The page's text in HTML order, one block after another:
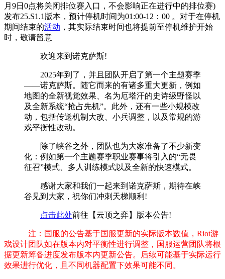
月9日0点将关闭排位赛入口，不会影响正在进行中的排位赛)
发布25.S1.1版本，预计停机时间为01:00-12：00 。对于在停机
期间结束的活动 ，其实际结束时间也将提前至停机维护开始
时，敬请留意
欢迎来到诺克萨斯!
2025年到了，并且团队开启了第一个主题赛季
——诺克萨斯。随它而来的有诸多重大更新，例如
地图的全新视觉效果、名为厄塔汗的史诗级野怪以
及全新系统“抢占先机”。此外，还有一些小规模改
动，包括传送机制大改、小兵调整，以及常规的游
戏平衡性改动。
除了峡谷之外，团队也为大家准备了不少新变
化：例如第一个主题赛季职业赛事将引入的“无畏
征召”模式、多人训练模式以及全新的快速模式。
感谢大家和我们一起来到诺克萨斯，期待在峡
谷见到大家，祝你们冲刺天梯顺利!
点击此处前往【云顶之弈】版本公告!
注：国服的公告基于国服更新的实际版本数值，Riot游
戏设计团队如在版本内对平衡性进行调整，国服运营团队将根
据更新筹备进度发布版本内更新公告。后续可能基于实际运行
效果进行优化，且不同机器配置下效果可能不同。